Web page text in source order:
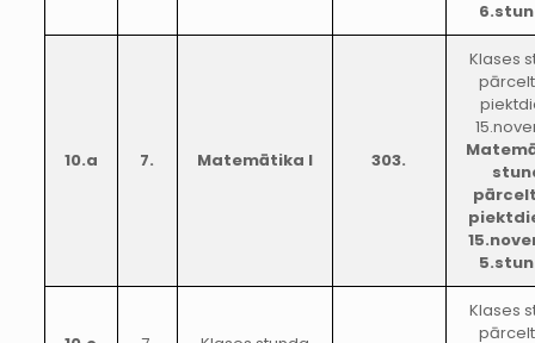
10.a 7. Matemātika I 303.
Klases
Klases